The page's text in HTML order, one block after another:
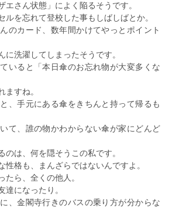
エさん状態」によく陥るそうです。
ルを忘れて登校した事もしばしばとか。
のカード、数年間かけてやっとポイント
に洗濯してしまったそうです。
いると「本日傘のお忘れ物が大変多くな
ますね。
、手元にある傘をきちんと持って帰るも
て、誰の物かわからない傘が家にどんど
のは、何を隠そうこの私です。
性格も、まんざらではないんですよ。
たら、全くの他人。
達になったり。
、金閣寺行きのバスの乗り方が分からな